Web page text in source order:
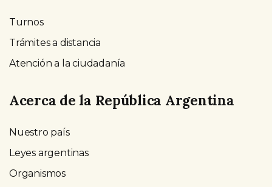
Turnos
Trámites a distancia
Atención a la ciudadanía
Acerca de la República Argentina
Nuestro país
Leyes argentinas
Organismos